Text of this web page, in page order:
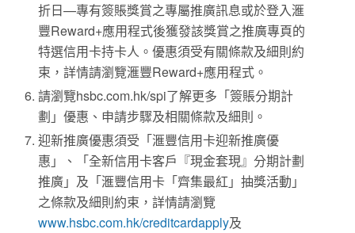
折日—專有簽賬獎賞之專屬推廣訊息或於登入滙
豐Reward+應用程式後獲發該獎賞之推廣專頁的
特選信用卡持卡人。優惠須受有關條款及細則約
束，詳情請瀏覽滙豐Reward+應用程式。
請瀏覽hsbc.com.hk/spi了解更多「簽賬分期計
劃」優惠、申請步驟及相關條款及細則。
迎新推廣優惠須受「滙豐信用卡迎新推廣優
惠」、「全新信用卡客戶『現金套現』分期計劃
推廣」及「滙豐信用卡「齊集最紅」抽獎活動」
之條款及細則約束，詳情請瀏覽
www.hsbc.com.hk/creditcardapply及